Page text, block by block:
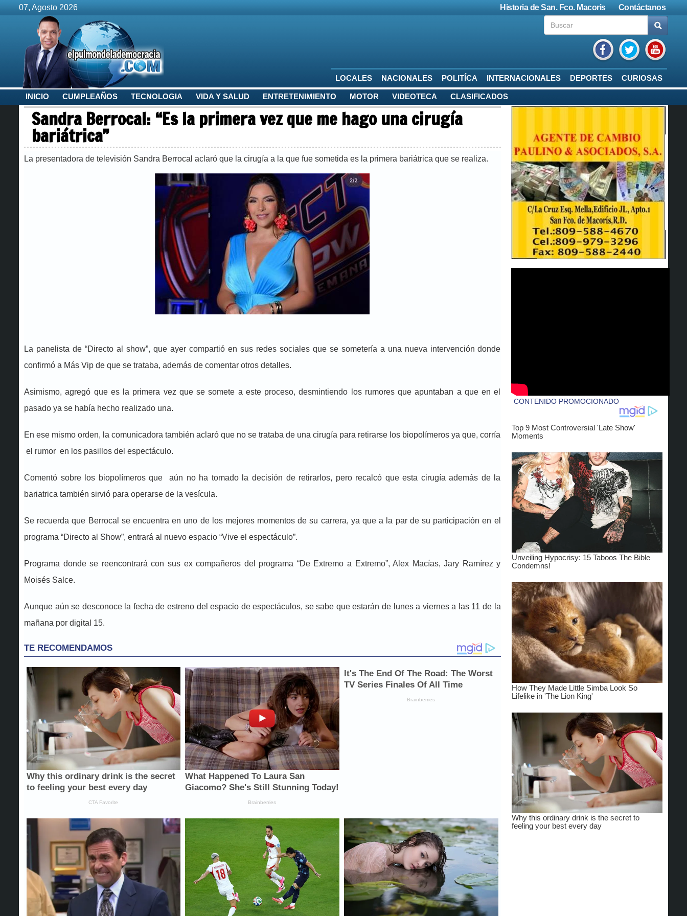
Contáctanos
Historia de San. Fco. Macoris
07, Agosto 2026
LOCALES NACIONALES POLITÍCA INTERNACIONALES DEPORTES CURIOSAS
INICIO CUMPLEAÑOS TECNOLOGIA VIDA Y SALUD ENTRETENIMIENTO MOTOR VIDEOTECA CLASIFICADOS
Sandra Berrocal: “Es la primera vez que me hago una cirugía
bariátrica”
La presentadora de televisión Sandra Berrocal aclaró que la cirugía a la que fue sometida es la primera bariátrica que se realiza.
La panelista de “Directo al show”, que ayer compartió en sus redes sociales que se sometería a una nueva intervención donde
confirmó a Más Vip de que se trataba, además de comentar otros detalles.
Asimismo, agregó que es la primera vez que se somete a este proceso, desmintiendo los rumores que apuntaban a que en el
pasado ya se había hecho realizado una.
En ese mismo orden, la comunicadora también aclaró que no se trataba de una cirugía para retirarse los biopolímeros ya que, corría
el rumor en los pasillos del espectáculo.
Comentó sobre los biopolímeros que aún no ha tomado la decisión de retirarlos, pero recalcó que esta cirugía además de la
bariatrica también sirvió para operarse de la vesícula.
Se recuerda que Berrocal se encuentra en uno de los mejores momentos de su carrera, ya que a la par de su participación en el
programa “Directo al Show”, entrará al nuevo espacio “Vive el espectáculo”.
Programa donde se reencontrará con sus ex compañeros del programa “De Extremo a Extremo”, Alex Macías, Jary Ramírez y
Moisés Salce.
Aunque aún se desconoce la fecha de estreno del espacio de espectáculos, se sabe que estarán de lunes a viernes a las 11 de la
mañana por digital 15.